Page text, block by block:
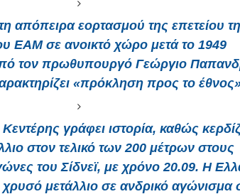
απόπειρα εορτασμού της επετείου
ΕΑΜ σε ανοικτό χώρο μετά το 1949
τον πρωθυπουργό Γεώργιο
«πρόκληση προς το
γράφει ιστορία, καθώς
στον τελικό των 200 μέτρων στους
του Σίδνεϊ, με χρόνο 20.09. Η
χρυσό μετάλλιο σε ανδρικό αγώνισμα